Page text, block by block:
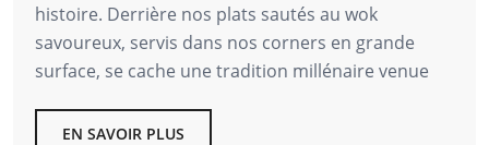
histoire. Derrière nos plats sautés au wok
savoureux, servis dans nos corners en grande
surface, se cache une tradition millénaire venue
EN SAVOIR PLUS